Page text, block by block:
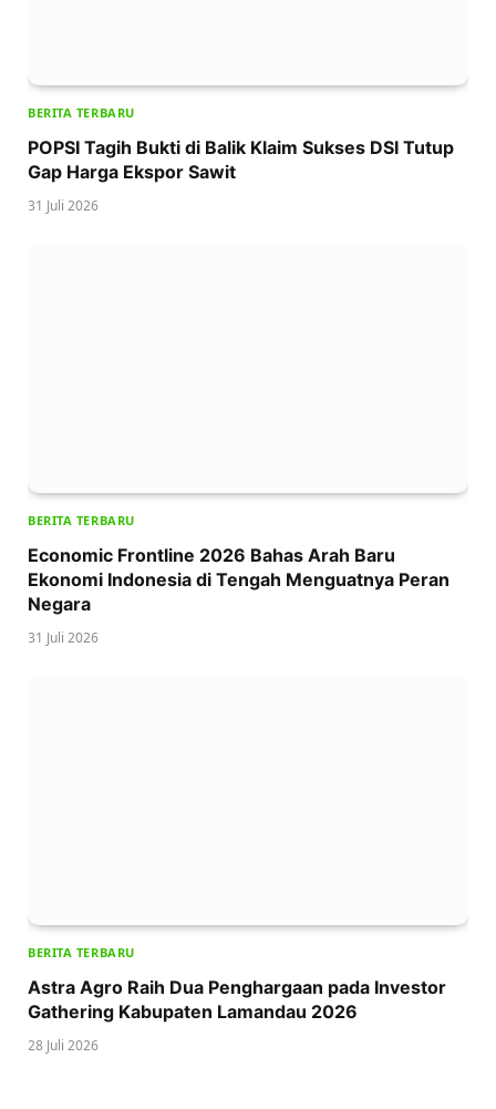
BERITA TERBARU
POPSI Tagih Bukti di Balik Klaim Sukses DSI Tutup
Gap Harga Ekspor Sawit
31 Juli 2026
BERITA TERBARU
Economic Frontline 2026 Bahas Arah Baru
Ekonomi Indonesia di Tengah Menguatnya Peran
Negara
31 Juli 2026
BERITA TERBARU
Astra Agro Raih Dua Penghargaan pada Investor
Gathering Kabupaten Lamandau 2026
28 Juli 2026